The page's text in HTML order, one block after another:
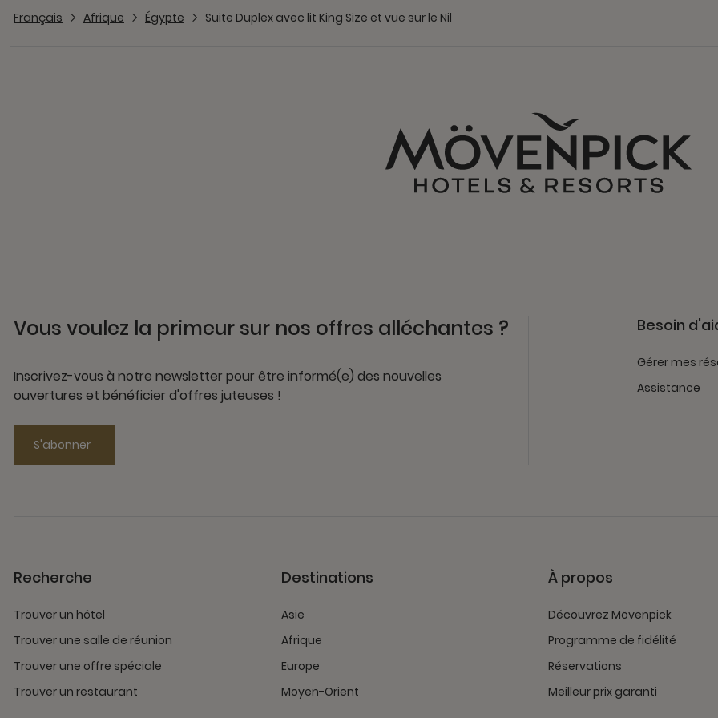
Français Afrique Égypte Suite Duplex avec lit King Size et vue sur le Nil
Vous voulez la primeur sur nos offres alléchantes ?
Inscrivez-vous à notre newsletter pour être informé(e) des nouvelles
ouvertures et bénéficier d'offres juteuses !
S'abonner
Besoin
Gérer mes
Assistance
Recherche
Trouver un hôtel
Trouver une salle de réunion
Trouver une offre spéciale
Trouver un restaurant
Destinations
Asie
Afrique
Europe
Moyen-Orient
À propos
Découvrez Mövenpick
Programme de fidélité
Réservations
Meilleur prix garanti